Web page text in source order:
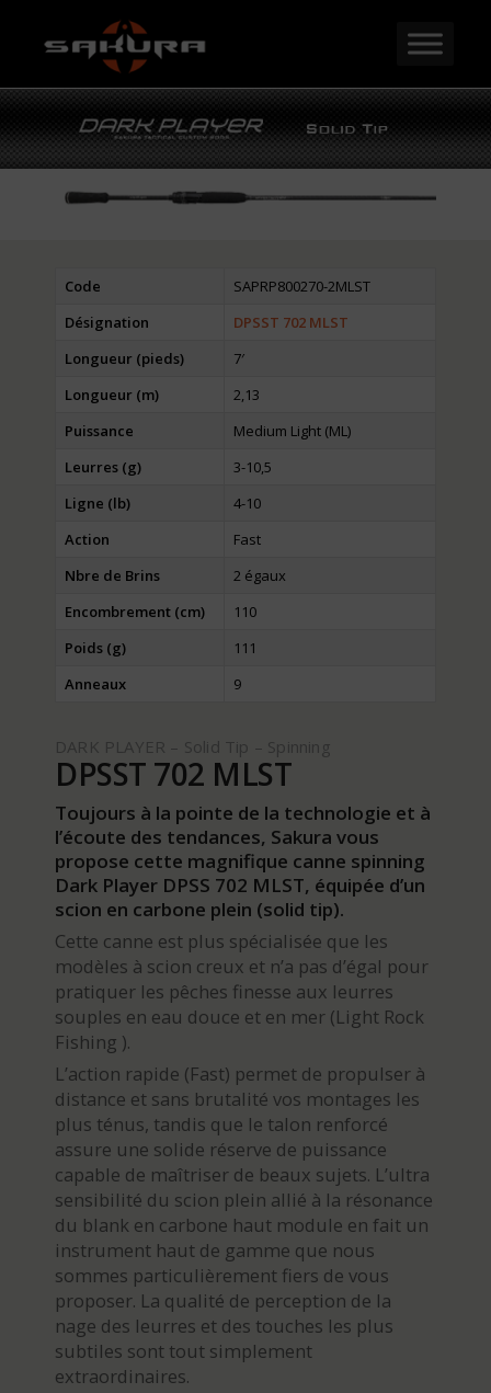
Code
SAPRP800270-2MLST
Désignation
DPSST 702 MLST
Longueur (pieds)
7′
Longueur (m)
2,13
Puissance
Medium Light (ML)
Leurres (g)
3-10,5
Ligne (lb)
4-10
Action
Fast
Nbre de Brins
2 égaux
Encombrement (cm)
110
Poids (g)
111
Anneaux
9
DARK PLAYER – Solid Tip – Spinning
DPSST 702 MLST
Toujours à la pointe de la technologie et à
l’écoute des tendances, Sakura vous
propose cette magnifique canne spinning
Dark Player DPSS 702 MLST, équipée d’un
scion en carbone plein (solid tip).
Cette canne est plus spécialisée que les
modèles à scion creux et n’a pas d’égal pour
pratiquer les pêches finesse aux leurres
souples en eau douce et en mer (Light Rock
Fishing ).
L’action rapide (Fast) permet de propulser à
distance et sans brutalité vos montages les
plus ténus, tandis que le talon renforcé
assure une solide réserve de puissance
capable de maîtriser de beaux sujets. L’ultra
sensibilité du scion plein allié à la résonance
du blank en carbone haut module en fait un
instrument haut de gamme que nous
sommes particulièrement fiers de vous
proposer. La qualité de perception de la
nage des leurres et des touches les plus
subtiles sont tout simplement
extraordinaires.